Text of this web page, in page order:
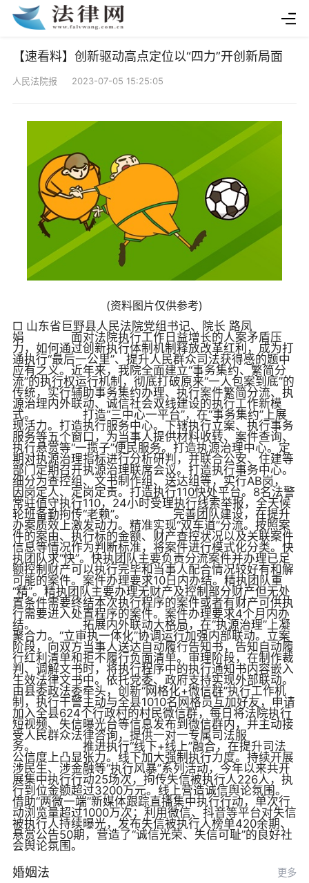
【速看料】创新驱动高点定位以“四力”开创新局面
人民法院报 2023-07-05 15:25:05
(资料图片仅供参考)
□ 山东省巨野县人民法院党组书记、院长 路凤
娟 面对法院执行工作日益增长的人案矛盾压
力，如何通过创新执行体制机制释放改革红利，成为打
通执行“最后一公里”、提升人民群众司法获得感的题中
应有之义。近年来，我院全面建立“事务集约、繁简分
流”的执行权运行机制，彻底打破原来“一人包案到底”的
传统，实行辅助事务集约办理、执行案件繁简分流、执
源治理内外联动、诚信社会双线建设的执行工作新模
式。 打造“三中心一平台”，在“事务集约”上展
现活力。打造执行服务中心。下辖执行立案、执行事务
服务等五个窗口，为当事人提供材料收转、案件查询、
执行悬赏等“一揽子”便民服务。打造执源治理中心。定
期对执源治理指标进行分析研判，并联合公安、住建等
部门定期召开执源治理联席会议。打造执行事务中心。
细分为查控组、文书制作组、送达组等，实行AB岗，
因岗定人、定岗定责。打造执行110快处平台。8名法警
常驻值守执行110，24小时受理执行线索举报，全天候
轮班备勤拘传“老赖”。 完善团队建设，在提升
办案质效上激发动力。精准实现“双车道”分流。按照案
件的案由、执行标的金额、财产查控状况以及关联案件
信息等情况作为判断标准，将案件进行模式化分类。快
执团队求“快”。快执团队主要负责分流案件并办理已足
额控制财产可以执行完毕和当事人配合情况较好有和解
可能的案件。案件办理要求10日内办结。精执团队重
“精”。精执团队主要办理无财产及控制部分财产但无处
置条件需要终结本次执行程序的案件或者有财产可供执
行需要进入处置程序的案件。案件办理要求4个月内办
结。 拓展内外联动大格局，在“执源治理”上凝
聚合力。“立审执一体化”协调运行加强内部联动。立案
阶段，向双方当事人送达自动履行告知书，告知自动履
行红利清单和拒不履行负面清单。审理阶段，在制作裁
判、调解文书时，将执行程序中的执行通知书内容嵌入
生效法律文书中。依托党委、政府支持实现外部联动。
由县委政法委牵头，创新“网格化+微信群”执行工作机
制，执行干警主动与全县1010名网格员互加好友，申请
加入全县624个行政村的村民微信群，每日将法院执行
短视频、失信曝光台等信息发布到微信群内，并主动接
受人民群众法律咨询，提供一对一专属司法服
务。 推进执行“线下+线上”融合，在提升司法
公信度上凸显张力。线下加大强制执行力度。持续开展
涉民生、涉金融等“执行风暴”系列活动，今年以来共开
展集中执行行动25场次，拘传失信被执行人226人，执
行到位金额超过3200万元。线上营造诚信舆论氛围。
借助“两微一端”新媒体跟踪直播集中执行行动，单次行
动浏览量超过1000万次；利用微信、抖音等平台对失信
被执行人持续曝光，发布失信被执行人榜单420余期、
悬赏公告50期，营造了“诚信光荣、失信可耻”的良好社
会舆论氛围。
婚姻法 更多